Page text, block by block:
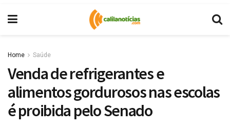
Home Saúde
Venda de refrigerantes e
alimentos gordurosos nas escolas
é proibida pelo Senado